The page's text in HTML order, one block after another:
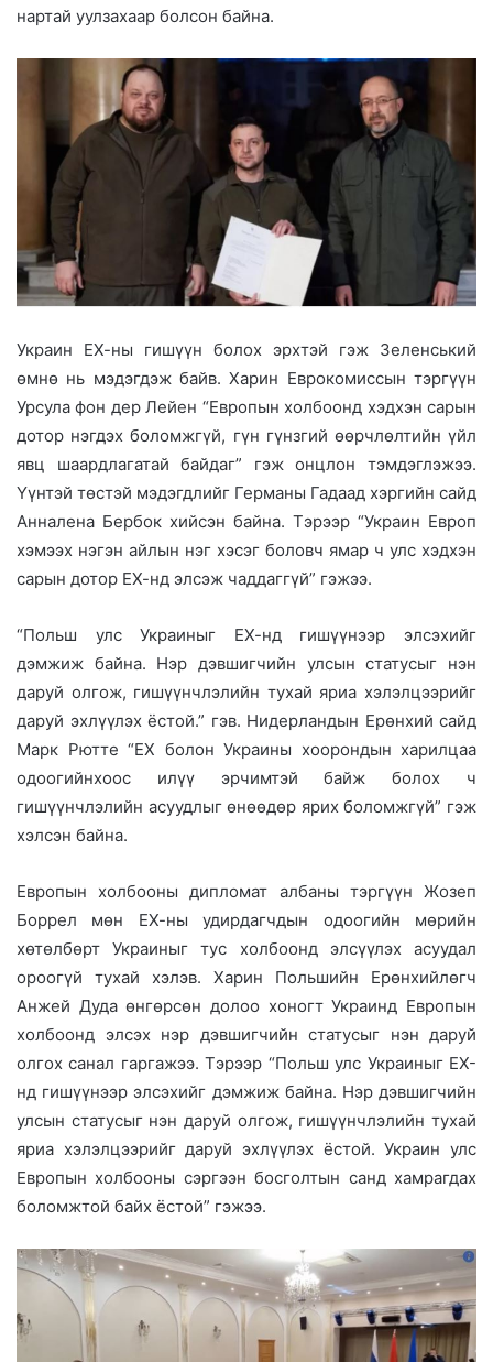
нартай уулзахаар болсон байна.
Украин ЕХ-ны гишүүн болох эрхтэй гэж Зеленський
өмнө нь мэдэгдэж байв. Харин Еврокомиссын тэргүүн
Урсула фон дер Лейен “Европын холбоонд хэдхэн сарын
дотор нэгдэх боломжгүй, гүн гүнзгий өөрчлөлтийн үйл
явц шаардлагатай байдаг” гэж онцлон тэмдэглэжээ.
Үүнтэй төстэй мэдэгдлийг Германы Гадаад хэргийн сайд
Анналена Бербок хийсэн байна. Тэрээр “Украин Европ
хэмээх нэгэн айлын нэг хэсэг боловч ямар ч улс хэдхэн
сарын дотор ЕХ-нд элсэж чаддаггүй” гэжээ.
“Польш улс Украиныг ЕХ-нд гишүүнээр элсэхийг
дэмжиж байна. Нэр дэвшигчийн улсын статусыг нэн
даруй олгож, гишүүнчлэлийн тухай яриа хэлэлцээрийг
даруй эхлүүлэх ёстой.” гэв. Нидерландын Ерөнхий сайд
Марк Рютте “ЕХ болон Украины хоорондын харилцаа
одоогийнхоос илүү эрчимтэй байж болох ч
гишүүнчлэлийн асуудлыг өнөөдөр ярих боломжгүй” гэж
хэлсэн байна.
Европын холбооны дипломат албаны тэргүүн Жозеп
Боррел мөн ЕХ-ны удирдагчдын одоогийн мөрийн
хөтөлбөрт Украиныг тус холбоонд элсүүлэх асуудал
ороогүй тухай хэлэв. Харин Польшийн Ерөнхийлөгч
Анжей Дуда өнгөрсөн долоо хоногт Украинд Европын
холбоонд элсэх нэр дэвшигчийн статусыг нэн даруй
олгох санал гаргажээ. Тэрээр “Польш улс Украиныг ЕХ-
нд гишүүнээр элсэхийг дэмжиж байна. Нэр дэвшигчийн
улсын статусыг нэн даруй олгож, гишүүнчлэлийн тухай
яриа хэлэлцээрийг даруй эхлүүлэх ёстой. Украин улс
Европын холбооны сэргээн босголтын санд хамрагдах
боломжтой байх ёстой” гэжээ.